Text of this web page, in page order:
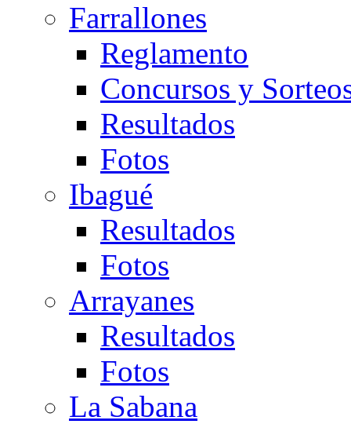
Farrallones
Reglamento
Concursos y
Resultados
Fotos
Ibagué
Resultados
Fotos
Arrayanes
Resultados
Fotos
La Sabana